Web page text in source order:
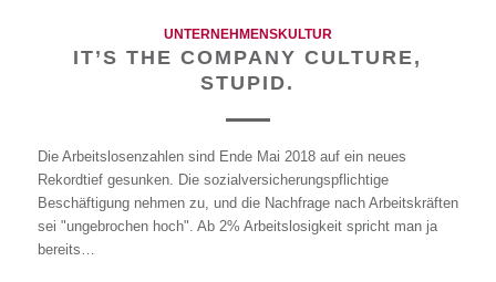
UNTERNEHMENSKULTUR
IT’S THE COMPANY CULTURE,
STUPID.
Die Arbeitslosenzahlen sind Ende Mai 2018 auf ein neues
Rekordtief gesunken. Die sozialversicherungspflichtige
Beschäftigung nehmen zu, und die Nachfrage nach Arbeitskräften
sei "ungebrochen hoch". Ab 2% Arbeitslosigkeit spricht man ja
bereits…